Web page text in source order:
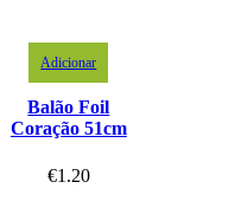
Adicionar
Balão Foil
Coração 51cm
€1.20